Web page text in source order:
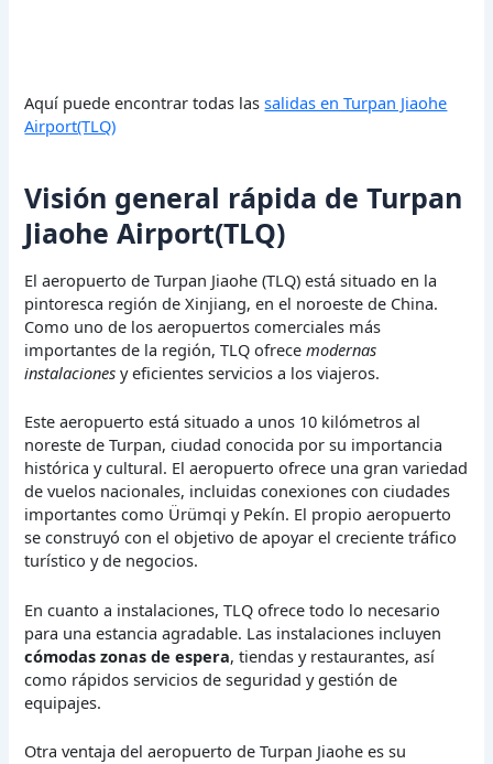
Aquí puede encontrar todas lassalidas en Turpan Jiaohe
Airport(TLQ)
Visión general rápida de Turpan
Jiaohe Airport(TLQ)
El aeropuerto de Turpan Jiaohe (TLQ) está situado en la
pintoresca región de Xinjiang, en el noroeste de China.
Como uno de los aeropuertos comerciales más
importantes de la región, TLQ ofrecemodernas
instalaciones y eficientes servicios a los viajeros.
Este aeropuerto está situado a unos 10 kilómetros al
noreste de Turpan, ciudad conocida por su importancia
histórica y cultural. El aeropuerto ofrece una gran variedad
de vuelos nacionales, incluidas conexiones con ciudades
importantes como Ürümqi y Pekín. El propio aeropuerto
se construyó con el objetivo de apoyar el creciente tráfico
turístico y de negocios.
En cuanto a instalaciones, TLQ ofrece todo lo necesario
para una estancia agradable. Las instalaciones incluyen
cómodas zonas de espera, tiendas y restaurantes, así
como rápidos servicios de seguridad y gestión de
equipajes.
Otra ventaja del aeropuerto de Turpan Jiaohe es su